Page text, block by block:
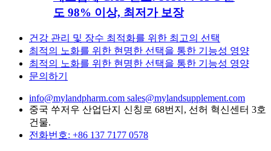
도 98% 이상, 최저가 보장
건강 관리 및 장수 최적화를 위한 최고의 선택
최적의 노화를 위한 현명한 선택을 통한 기능성 영양
최적의 노화를 위한 현명한 선택을 통한 기능성 영양
문의하기
info@mylandpharm.com sales@mylandsupplement.com
중국 쑤저우 산업단지 신칭로 68번지, 선허 혁신센터 3호
건물.
전화번호: +86 137 7177 0578